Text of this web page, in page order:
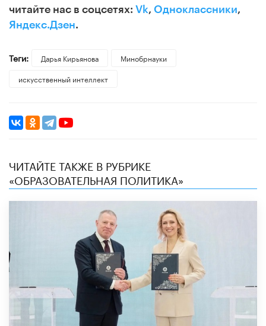
читайте нас в соцсетях: Vk, Одноклассники,
Яндекс.Дзен.
Теги: Дарья Кирьянова
Минобрнауки
искусственный интеллект
ЧИТАЙТЕ ТАКЖЕ В РУБРИКЕ
«ОБРАЗОВАТЕЛЬНАЯ ПОЛИТИКА»